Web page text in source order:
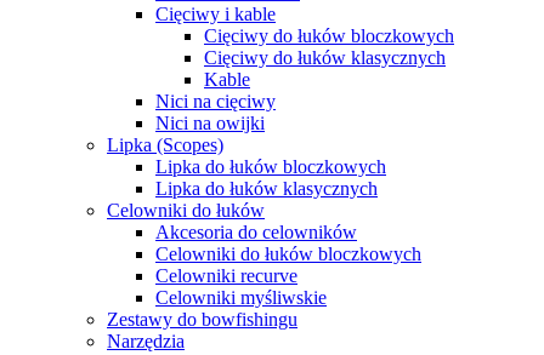
Cięciwy i kable
Cięciwy do łuków bloczkowych
Cięciwy do łuków klasycznych
Kable
Nici na cięciwy
Nici na owijki
Lipka (Scopes)
Lipka do łuków bloczkowych
Lipka do łuków klasycznych
Celowniki do łuków
Akcesoria do celowników
Celowniki do łuków bloczkowych
Celowniki recurve
Celowniki myśliwskie
Zestawy do bowfishingu
Narzędzia